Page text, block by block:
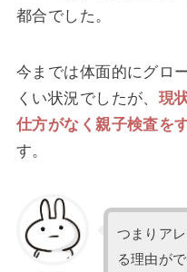
都合でした。
今までは体面的にグロ
くい状況でしたが、 現
仕方がなく親子検査を
す。
つまりア
る理由が